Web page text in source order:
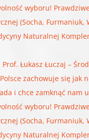
wyboru!
(Socha, Furmaniuk,
Naturalnej
Prof. Łukasz Łuczaj –
zachowuje się jak
i chce zamknąć nam
wyboru!
(Socha, Furmaniuk,
Naturalnej